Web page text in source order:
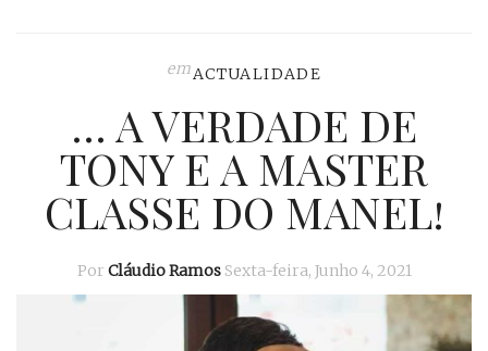
emACTUALIDADE
… A VERDADE DE
TONY E A MASTER
CLASSE DO MANEL!
Por Cláudio Ramos Sexta-feira, Junho 4, 2021